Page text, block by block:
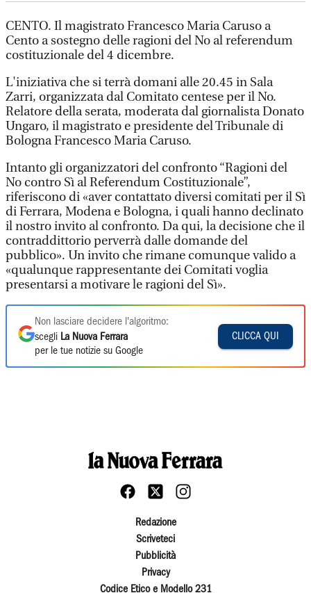
CENTO. Il magistrato Francesco Maria Caruso a
Cento a sostegno delle ragioni del No al referendum
costituzionale del 4 dicembre.
L'iniziativa che si terrà domani alle 20.45 in Sala
Zarri, organizzata dal Comitato centese per il No.
Relatore della serata, moderata dal giornalista Donato
Ungaro, il magistrato e presidente del Tribunale di
Bologna Francesco Maria Caruso.
Intanto gli organizzatori del confronto “Ragioni del
No contro Sì al Referendum Costituzionale”,
riferiscono di «aver contattato diversi comitati per il Sì
di Ferrara, Modena e Bologna, i quali hanno declinato
il nostro invito al confronto. Da qui, la decisione che il
contraddittorio perverrà dalle domande del
pubblico». Un invito che rimane comunque valido a
«qualunque rappresentante dei Comitati voglia
presentarsi a motivare le ragioni del Sì».
Non lasciare decidere l'algoritmo:
scegli La Nuova Ferrara
per le tue notizie su Google
CLICCA QUI
Redazione
Scriveteci
Pubblicità
Privacy
Codice Etico e Modello 231